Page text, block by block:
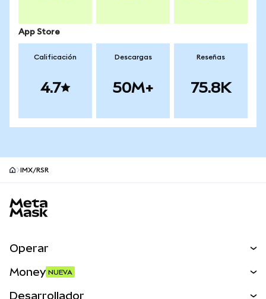
App Store
Calificación
4.7
Descargas
50M+
Reseñas
75.8K
IMX/RSR
Operar
Money NUEVA
Desarrollador